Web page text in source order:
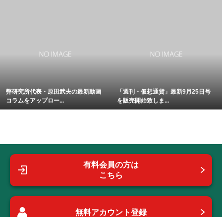
弊研究所代表・原田武夫の最新動画
コラムをアップロー...
「週刊・仮想通貨」最新9月25日号
を販売開始致しま...
有料会員の方は
こちら
無料アカウント登録